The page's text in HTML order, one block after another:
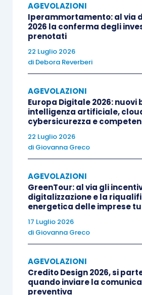
Dipartimento dello Sport
l’elenco definitivo.
Infine, la ciliegina sulla torta:
novembre 2021, a quasi un
nella Gazzetta Ufficiale n.
richiamatoD.P.C.M. n. 196 del
Sotto questo profilo, l’
Regolamento, prevista per
aggiunge poco o nulla a una
comunque facendo il suo
decorso.
Proroga dell’agevolazione per
Questa volta con qualche
AGEVOLAZIONI
Iperammortamento: al via
2026 la conferma degli
prenotati
22 Luglio 2026
di Debora Reverberi
AGEVOLAZIONI
Europa Digitale 2026: nuovi
intelligenza artificiale,
cybersicurezza e
22 Luglio 2026
di Giovanna Greco
AGEVOLAZIONI
GreenTour: al via gli
digitalizzazione e la
energetica delle imprese
17 Luglio 2026
di Giovanna Greco
AGEVOLAZIONI
Credito Design 2026, si
quando inviare la
preventiva